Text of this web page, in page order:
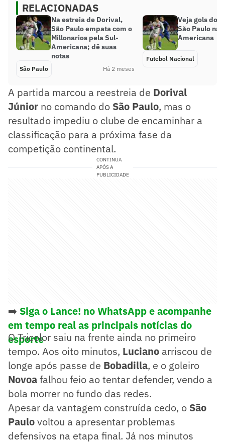
RELACIONADAS
Na estreia de Dorival,
São Paulo empata com o
Millonarios pela Sul-
Americana; dê suas
notas
São Paulo Há 2 meses
Veja gols do
São Paulo na
Americana
Futebol Nacional
A partida marcou a reestreia de Dorival
Júnior no comando do São Paulo, mas o
resultado impediu o clube de encaminhar a
classificação para a próxima fase da
competição continental.
CONTINUA
APÓS A
PUBLICIDADE
➡️ Siga o Lance! no WhatsApp e acompanhe
em tempo real as principais notícias do
esporte
O Tricolor saiu na frente ainda no primeiro
tempo. Aos oito minutos, Luciano arriscou de
longe após passe de Bobadilla, e o goleiro
Novoafalhou feio ao tentar defender, vendo a
bola morrer no fundo das redes.
Apesar da vantagem construída cedo, o São
Paulovoltou a apresentar problemas
defensivos na etapa final. Já nos minutos